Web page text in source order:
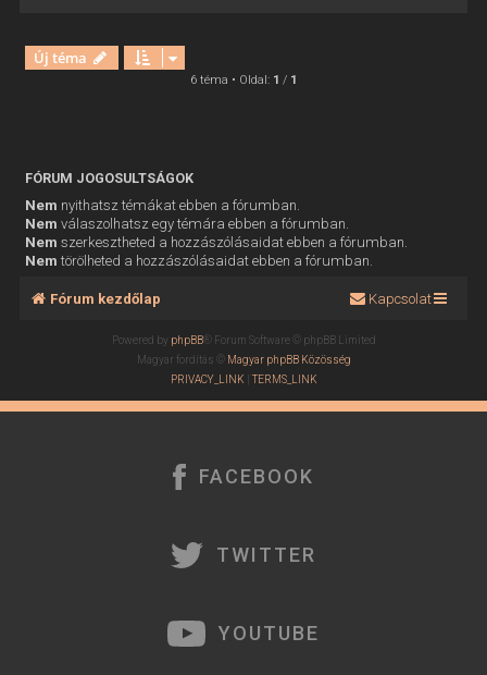
Új téma
6 téma • Oldal: 1 / 1
FÓRUM JOGOSULTSÁGOK
Nem nyithatsz témákat ebben a fórumban.
Nem válaszolhatsz egy témára ebben a fórumban.
Nem szerkesztheted a hozzászólásaidat ebben a fórumban.
Nem törölheted a hozzászólásaidat ebben a fórumban.
Fórum kezdőlap Kapcsolat
Powered by phpBB® Forum Software © phpBB Limited
Magyar fordítás ©
Magyar phpBB Közösség
PRIVACY_LINK| TERMS_LINK
FACEBOOK
TWITTER
YOUTUBE